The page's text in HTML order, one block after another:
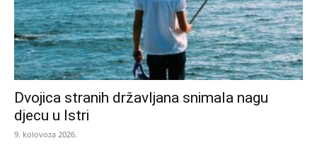
Dvojica stranih državljana snimala nagu
djecu u Istri
9. kolovoza 2026.